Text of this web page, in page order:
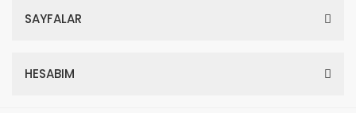
SAYFALAR
HESABIM